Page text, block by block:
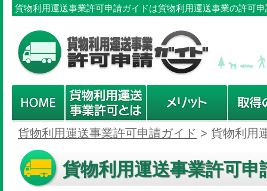
貨物利用運送事業許可申請ガイドは貨物利用運送事業の許可
貨物利用運送事業許可申請ガイド > 貨物利用
貨物利用運送事業許可申